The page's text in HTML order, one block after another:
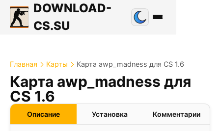
DOWNLOAD-
CS.SU
Главная Карты Карта awp_madness для CS 1.6
Карта awp_madness для
CS 1.6
❮ ❯
1.0
Описание Установка Комментарии